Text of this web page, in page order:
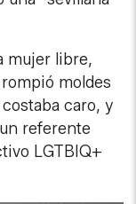
mujer libre,
moldes
caro, y
referente
LGTBIQ+